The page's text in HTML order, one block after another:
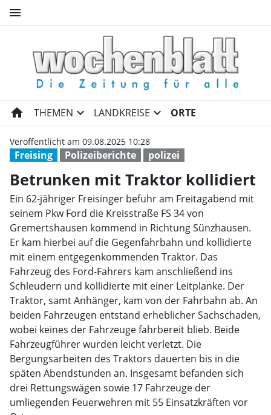
menu
Betrunken mit Traktor
home THEMEN expand_more LANDKREISE expand_more ORTE
Freising Polizeiberichte polizei
Veröffentlicht am 09.08.2025 10:28
Betrunken mit Traktor kollidiert
Ein 62-jähriger Freisinger befuhr am Freitagabend mit
seinem Pkw Ford die Kreisstraße FS 34 von
Gremertshausen kommend in Richtung Sünzhausen.
Er kam hierbei auf die Gegenfahrbahn und kollidierte
mit einem entgegenkommenden Traktor. Das
Fahrzeug des Ford-Fahrers kam anschließend ins
Schleudern und kollidierte mit einer Leitplanke. Der
Traktor, samt Anhänger, kam von der Fahrbahn ab. An
beiden Fahrzeugen entstand erheblicher Sachschaden,
wobei keines der Fahrzeuge fahrbereit blieb. Beide
Fahrzeugführer wurden leicht verletzt. Die
Bergungsarbeiten des Traktors dauerten bis in die
späten Abendstunden an. Insgesamt befanden sich
drei Rettungswägen sowie 17 Fahrzeuge der
umliegenden Feuerwehren mit 55 Einsatzkräften vor